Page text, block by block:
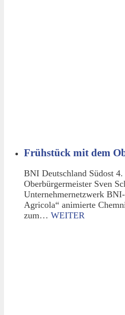
Frühstück mit dem
BNI Deutschland Südost
Oberbürgermeister Sven
Unternehmernetzwerk
Agricola“ animierte
zum… WEITER